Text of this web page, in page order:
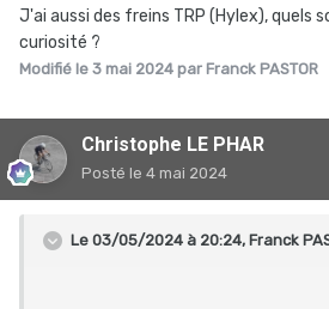
J'ai aussi des freins TRP (Hylex), quels
curiosité ?
Modifié le 3 mai 2024 par Franck PASTOR
Christophe LE PHAR
Posté le 4 mai 2024
Le 03/05/2024 à 20:24, Franck